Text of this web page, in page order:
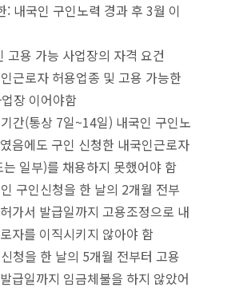
내국인 구인노력 경과 후 3월 이
고용 가능 사업장의 자격 요건
근로자 허용업종 및 고용 가능한
장 이어야함
간(통상 7일~14일) 내국인 구인노
음에도 구인 신청한 내국인근로자
는 일부)를 채용하지 못했어야 함
구인신청을 한 날의 2개월 전부
가서 발급일까지 고용조정으로 내
자를 이직시키지 않아야 함
청을 한 날의 5개월 전부터 고용
급일까지 임금체불을 하지 않았어